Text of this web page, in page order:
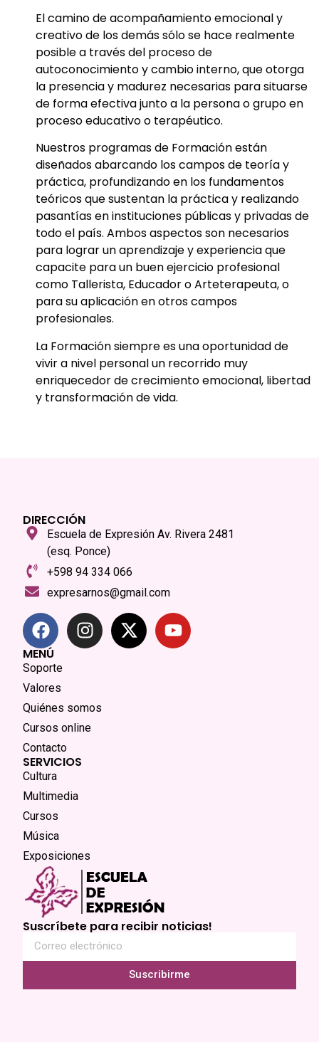
El camino de acompañamiento emocional y
creativo de los demás sólo se hace realmente
posible a través del proceso de
autoconocimiento y cambio interno, que otorga
la presencia y madurez necesarias para situarse
de forma efectiva junto a la persona o grupo en
proceso educativo o terapéutico.
Nuestros programas de Formación están
diseñados abarcando los campos de teoría y
práctica, profundizando en los fundamentos
teóricos que sustentan la práctica y realizando
pasantías en instituciones públicas y privadas de
todo el país. Ambos aspectos son necesarios
para lograr un aprendizaje y experiencia que
capacite para un buen ejercicio profesional
como Tallerista, Educador o Arteterapeuta, o
para su aplicación en otros campos
profesionales.
La Formación siempre es una oportunidad de
vivir a nivel personal un recorrido muy
enriquecedor de crecimiento emocional, libertad
y transformación de vida.
Suscríbete para recibir noticias!
Suscribirme
SERVICIOS
Cultura
Multimedia
Cursos
Música
Exposiciones
MENÚ
Soporte
Valores
Quiénes somos
Cursos online
Contacto
DIRECCIÓN
Escuela de Expresión Av. Rivera 2481
(esq. Ponce)
+598 94 334 066
expresarnos@gmail.com